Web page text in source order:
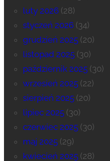
luty 2026(28)
styczeń 2026(34)
grudzień 2025(20)
listopad 2025(30)
październik 2025(30)
wrzesień 2025(22)
sierpień 2025(20)
lipiec 2025(30)
czerwiec 2025(30)
maj 2025(29)
kwiecień 2025(28)